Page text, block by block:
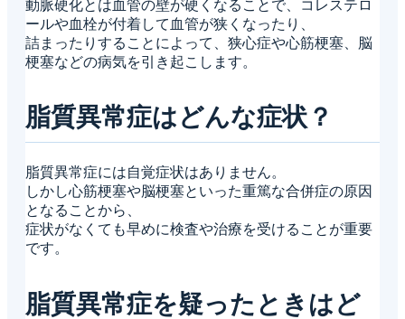
動脈硬化とは血管の壁が硬くなることで、コレステロ
ールや血栓が付着して血管が狭くなったり、
詰まったりすることによって、狭心症や心筋梗塞、脳
梗塞などの病気を引き起こします。
脂質異常症はどんな症状？
脂質異常症には自覚症状はありません。
しかし心筋梗塞や脳梗塞といった重篤な合併症の原因
となることから、
症状がなくても早めに検査や治療を受けることが重要
です。
脂質異常症を疑ったときはど